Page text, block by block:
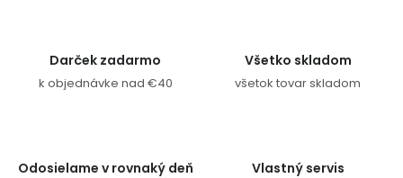
Značky
Darček zadarmo
k objednávke nad €40
Všetko skladom
všetok tovar skladom
Odosielame v rovnaký deň Vlastný servis